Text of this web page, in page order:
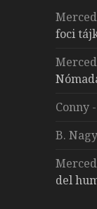
foci
Conny
B.
del